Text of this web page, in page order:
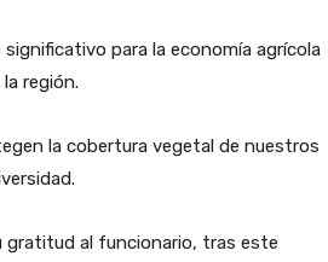
para la economía agrícola
región.
la cobertura vegetal de nuestros
gratitud al funcionario, tras este